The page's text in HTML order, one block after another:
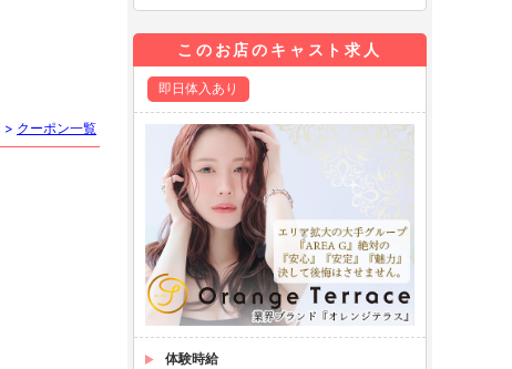
> クーポン一覧
このお店のキャスト求人
即日体入あり
体験時給